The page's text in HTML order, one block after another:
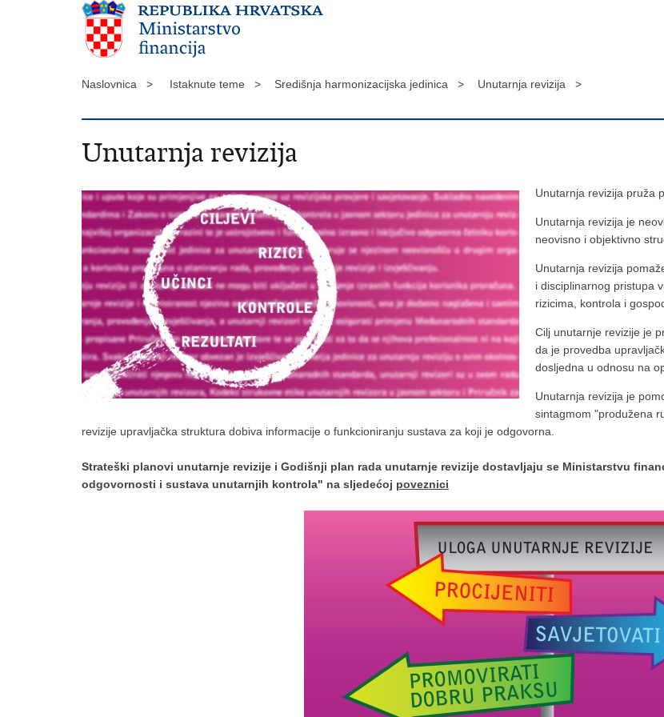
Naslovnica > Istaknute teme > Središnja harmonizacijska jedinica > Unutarnja revizija >
Unutarnja revizija
Unutarnja revizija pruža
Unutarnja revizija je
neovisno i objektivno
Unutarnja revizija
i disciplinarnog pristupa
rizicima, kontrola i
Cilj unutarnje revizije je
da je provedba
dosljedna u odnosu na
Unutarnja revizija je
sintagmom "produžena
revizije upravljačka struktura dobiva informacije o funkcioniranju sustava za koji je odgovorna.
Strateški planovi unutarnje revizije i Godišnji plan rada unutarnje revizije dostavljaju se Ministarstvu
odgovornosti i sustava unutarnjih kontrola" na sljedećoj poveznici